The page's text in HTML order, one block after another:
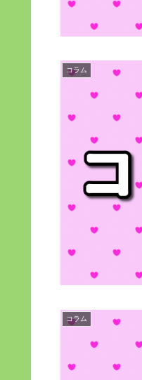
コラム
コラム